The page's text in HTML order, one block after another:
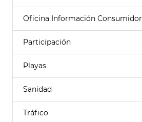
Oficina Información Consumidor
Participación
Playas
Sanidad
Tráfico